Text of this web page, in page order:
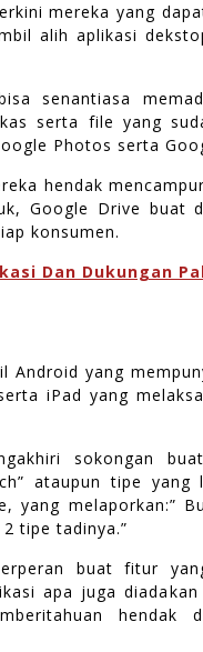
mereka yang
alih aplikasi
senantiasa
serta file yang
Photos serta
hendak
Google Drive buat
konsumen.
Dan Dukungan
yang
iPad yang
sokongan
ataupun tipe yang
yang melaporkan:”
tipe tadinya.”
buat fitur
apa juga
hendak